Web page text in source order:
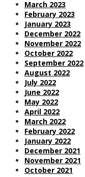
March 2023
February 2023
January 2023
December 2022
November 2022
October 2022
September 2022
August 2022
July 2022
June 2022
May 2022
April 2022
March 2022
February 2022
January 2022
December 2021
November 2021
October 2021